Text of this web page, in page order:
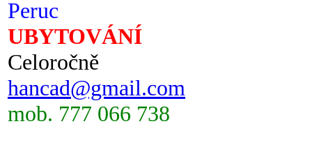
Peruc
UBYTOVÁNÍ
Celoročně
hancad@gmail.com
mob. 777 066 738